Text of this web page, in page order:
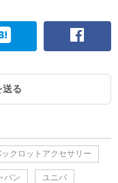
送る
ックロットアクセサリー
パン ユニバ